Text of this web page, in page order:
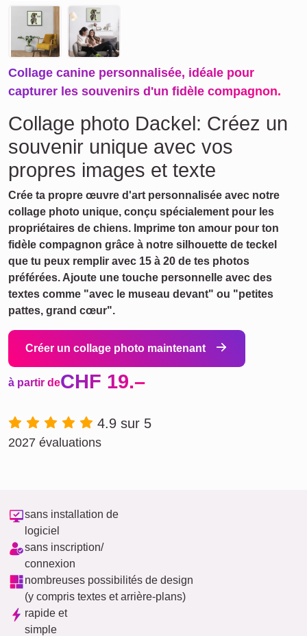
Collage canine personnalisée, idéale pour
capturer les souvenirs d'un fidèle compagnon.
Collage photo Dackel: Créez un
souvenir unique avec vos
propres images et texte
Crée ta propre œuvre d'art personnalisée avec notre
collage photo unique, conçu spécialement pour les
propriétaires de chiens. Imprime ton amour pour ton
fidèle compagnon grâce à notre silhouette de teckel
que tu peux remplir avec 15 à 20 de tes photos
préférées. Ajoute une touche personnelle avec des
textes comme "avec le museau devant" ou "petites
pattes, grand cœur".
Créer un collage photo maintenant
à partir deCHF 19.–
4.9 sur 5
2027 évaluations
sans installation de
logiciel
sans inscription/
connexion
nombreuses possibilités de design
(y compris textes et arrière-plans)
rapide et
simple